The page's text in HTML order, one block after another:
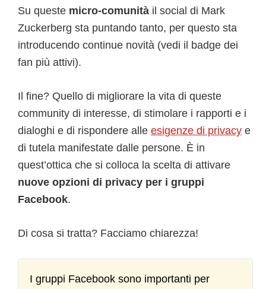
Su queste micro-comunità il social di Mark
Zuckerberg sta puntando tanto, per questo sta
introducendo continue novità (vedi il badge dei
fan più attivi).
Il fine? Quello di migliorare la vita di queste
community di interesse, di stimolare i rapporti e i
dialoghi e di rispondere alle esigenze di privacy e
di tutela manifestate dalle persone. È in
quest’ottica che si colloca la scelta di attivare
nuove opzioni di privacy per i gruppi
Facebook.
Di cosa si tratta? Facciamo chiarezza!
I gruppi Facebook sono importanti per